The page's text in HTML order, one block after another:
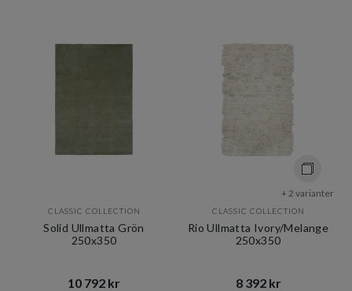
CLASSIC COLLECTION
Solid Ullmatta Grön
250x350
10 792 kr​​
+ 2 varianter
CLASSIC COLLECTION
Rio Ullmatta Ivory/Melange
250x350
8 392 kr​​